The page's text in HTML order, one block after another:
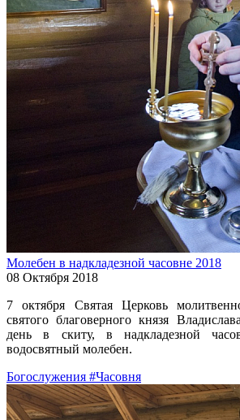
Молебен в надкладезной часовне 2018
08 Октября 2018
7 октября Святая Церковь
святого благоверного князя
день в скиту, в надкладезной
водосвятный молебен.
Богослужения #Часовня